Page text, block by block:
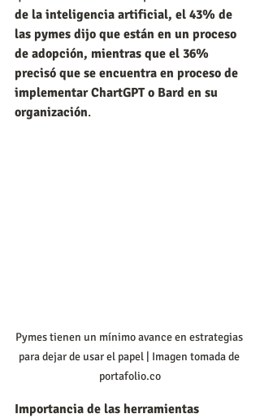
de la inteligencia artificial, el 43% de
las pymes dijo que están en un proceso
de adopción, mientras que el 36%
precisó que se encuentra en proceso de
implementar ChartGPT o Bard en su
organización.
Pymes tienen un mínimo avance en estrategias
para dejar de usar el papel | Imagen tomada de
portafolio.co
Importancia de las herramientas